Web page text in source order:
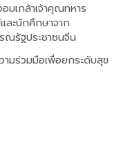
มเกล้าเจ้าคุณทหาร
ละนักศึกษาจาก
รัฐประชาชนจีน
มร่วมมือเพื่อยกระดับสุข